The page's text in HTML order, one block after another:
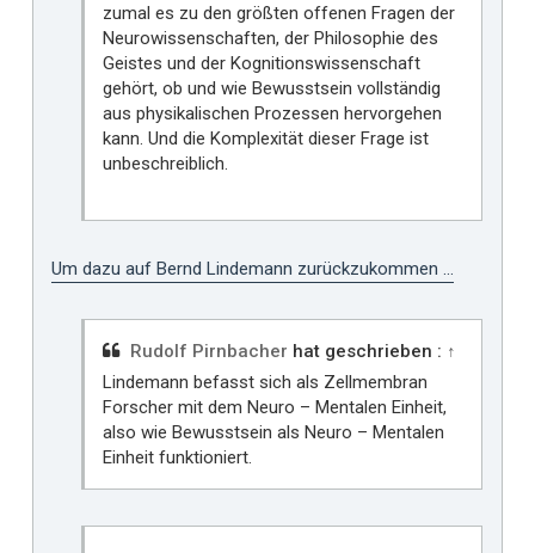
zumal es zu den größten offenen Fragen der
Neurowissenschaften, der Philosophie des
Geistes und der Kognitionswissenschaft
gehört, ob und wie Bewusstsein vollständig
aus physikalischen Prozessen hervorgehen
kann. Und die Komplexität dieser Frage ist
unbeschreiblich.
Um dazu auf Bernd Lindemann zurückzukommen ...
Rudolf Pirnbacher hat geschrieben : ↑
Lindemann befasst sich als Zellmembran
Forscher mit dem Neuro – Mentalen Einheit,
also wie Bewusstsein als Neuro – Mentalen
Einheit funktioniert.